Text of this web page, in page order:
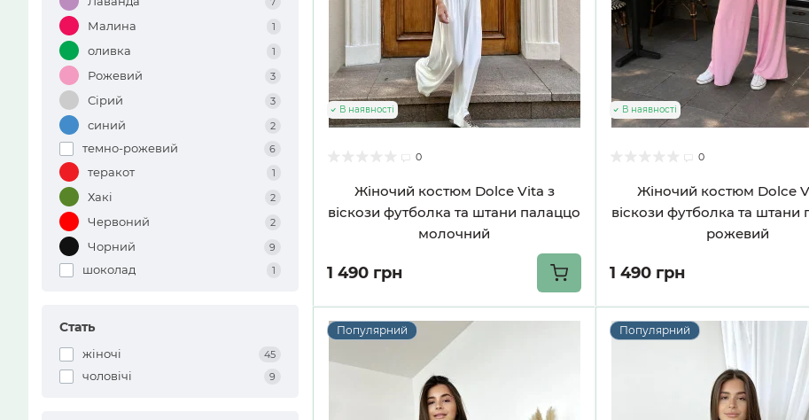
Малина 1
оливка 1
Рожевий 3
Сірий 3
синий 2
темно-рожевий 6
теракот 1
Хакі 2
Червоний 2
Чорний 9
шоколад 1
Стать
жіночі 45
чоловічі 9
0
Жіночий костюм Dolce Vita з
віскози футболка та штани палаццо
молочний
В наявності
1 490 грн
0
Жіночий костюм Dolce
віскози футболка та штани
рожевий
В наявності
1 490 грн
Популярний Популярний